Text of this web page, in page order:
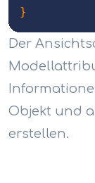
}
Der
Objekt und
erstellen.